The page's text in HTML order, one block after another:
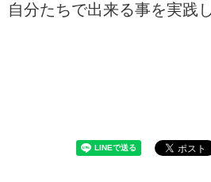
自分たちで出来る事を実践